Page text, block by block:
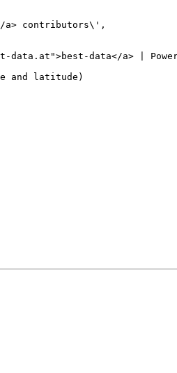
contributors\',
data</a> |
and latitude)